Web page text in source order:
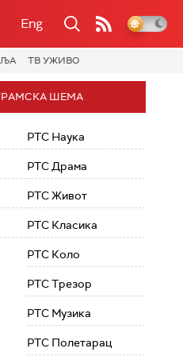
Eng
ТВ УЖИВО
ШЕМА
РТС Наука
РТС Драма
РТС Живот
РТС Класика
РТС Коло
РТС Трезор
РТС Музика
РТС Полетарац